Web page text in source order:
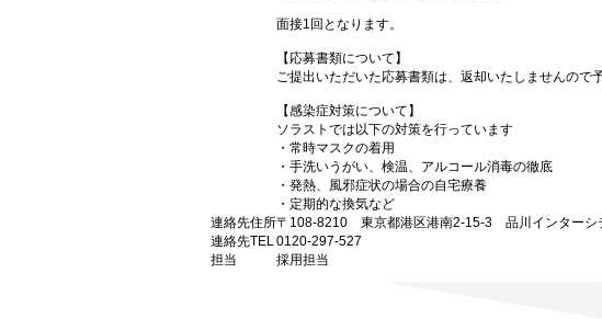
面接1回となります。
【応募書類について】
ご提出いただいた応募書類は、返却いたしませんので
【感染症対策について】
ソラストでは以下の対策を行っています
・常時マスクの着用
・手洗いうがい、検温、アルコール消毒の徹底
・発熱、風邪症状の場合の自宅療養
・定期的な換気など
連絡先住所〒108-8210 東京都港区港南2-15-3 品川インターシ
連絡先TEL0120-297-527
担当
採用担当